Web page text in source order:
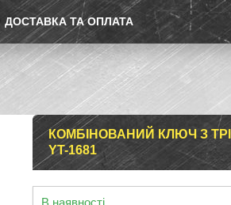
ДОСТАВКА ТА ОПЛАТА
КОМБІНОВАНИЙ КЛЮЧ З
YT-1681
В наявності